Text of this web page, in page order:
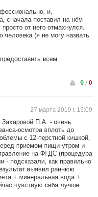
и,
сначала поставил на нём
от него отмахнулся.
(я не могу назвать
всем
0/0
27 марта 2019 г. 15:09
Захаровой П.А. - очень
осмотра вплоть до
с 12-перстной кишкой,
приемом пищи утром и
на ФГДС (процедура
- подсказали, как правильно
выявил раннюю
+ минеральная вода +
чувствую себя лучше: